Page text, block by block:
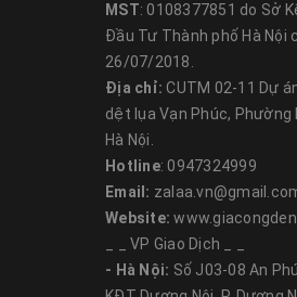
- Chỉ số chống bụi,
- Chất liệu: Hợp kim
- Chỉ số chống va đập:
- Cấp cách điện: Class 1
2. Cách ghép
Đèn có kiểu dáng là
cần biết chính xác đường
MST: 0108377851 do Sở
Đầu Tư Thành phố Hà Nội
26/07/2018.
Địa chỉ: CUTM 02-11 Dự
dệt lụa Vạn Phúc, Phường
Hà Nội.
Hotline: 0947324999
Email:
Website:
_ _ VP Giao Dịch _ _
- Hà Nội: Số J03-08 An